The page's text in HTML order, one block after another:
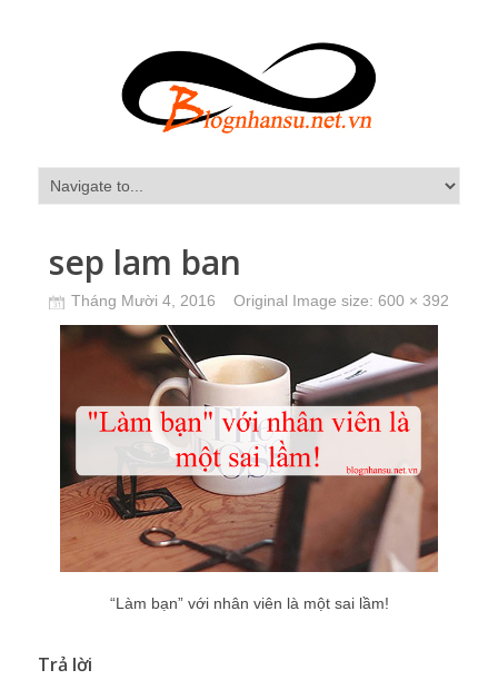
sep lam ban
Tháng Mười 4, 2016 Original Image size: 600 × 392
“Làm bạn” với nhân viên là một sai lầm!
Trả lời